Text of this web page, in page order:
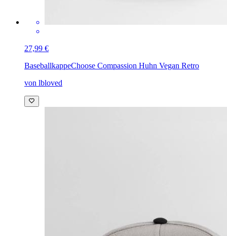
27,99 €
BaseballkappeChoose Compassion Huhn Vegan Retro
von lbloved